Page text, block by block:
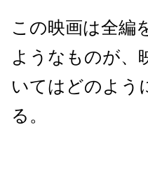
この映画は全編
ようなものが、
いてはどのよう
る。